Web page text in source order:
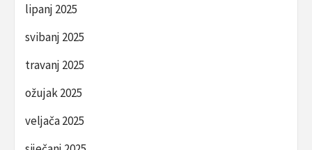
lipanj 2025
svibanj 2025
travanj 2025
ožujak 2025
veljača 2025